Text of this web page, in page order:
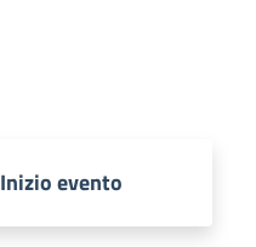
evento